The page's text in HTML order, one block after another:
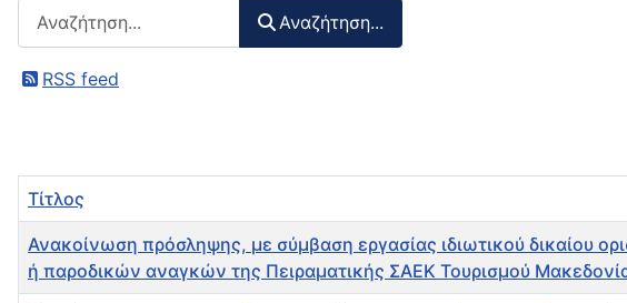
Αναζήτηση περιεχομένου :
Αναζήτηση...
RSS feed
Τίτλος
Ανακοίνωση πρόσληψης, με σύμβαση εργασίας ιδιωτικού δικαίου
ή παροδικών αναγκών της Πειραματικής ΣΑΕΚ Τουρισμού